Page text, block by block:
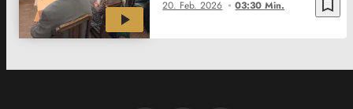
bookmark_border
20. Feb. 2026 03:30 Min.